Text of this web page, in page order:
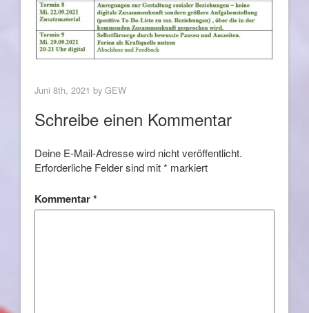
Juni 8th, 2021 by GEW
Schreibe einen Kommentar
Deine E-Mail-Adresse wird nicht veröffentlicht.
Erforderliche Felder sind mit* markiert
Kommentar*